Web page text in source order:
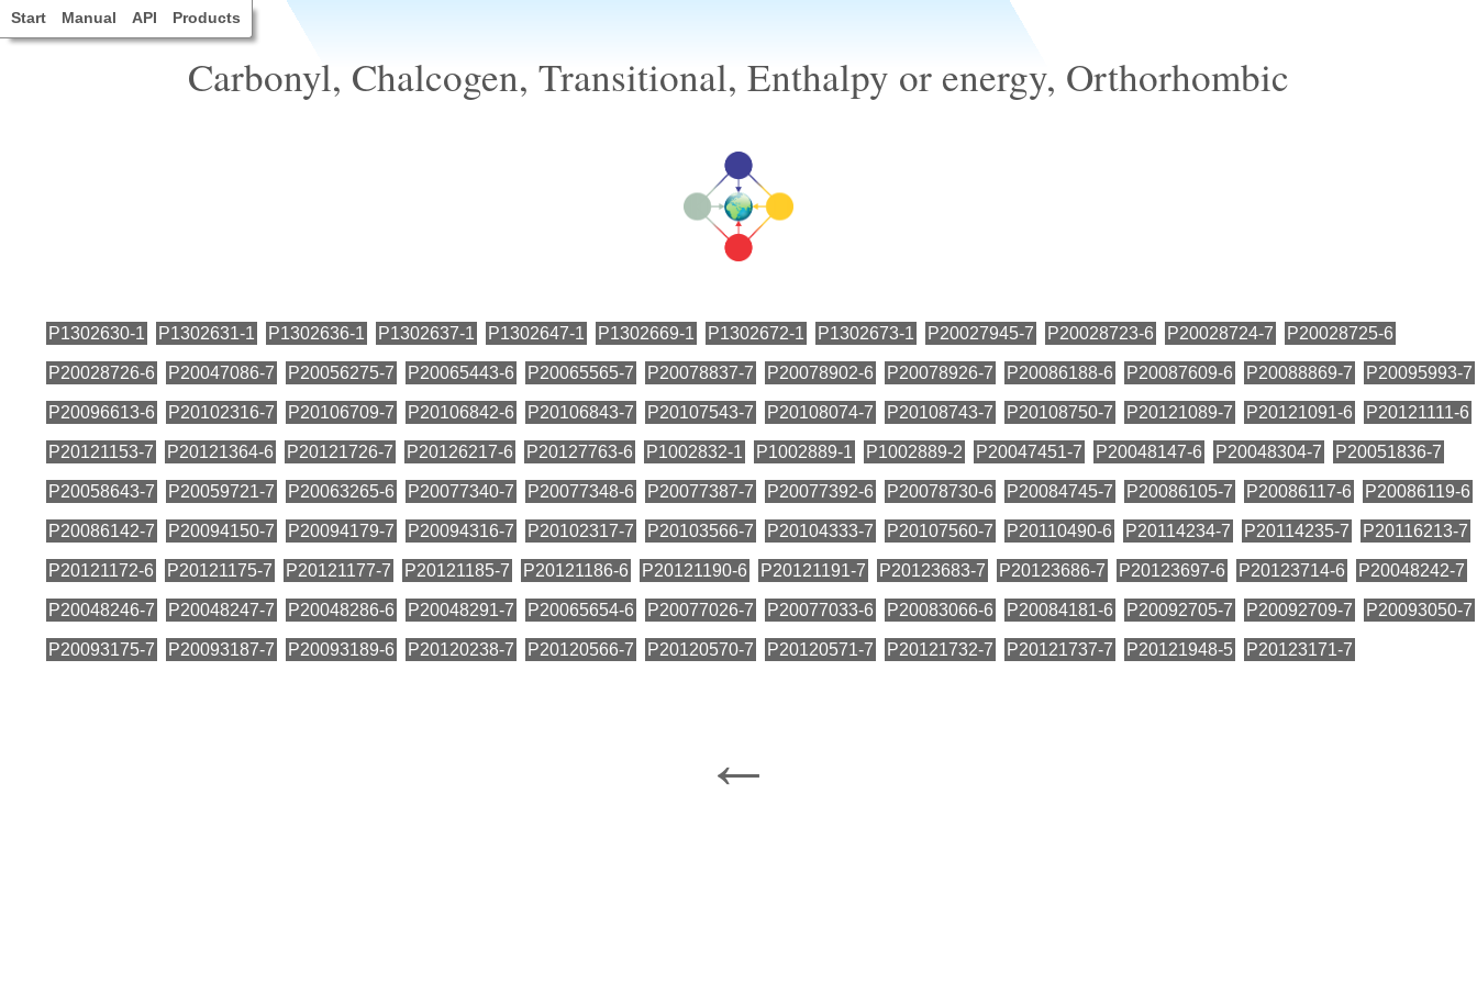
Start Manual API Products
Carbonyl, Chalcogen, Transitional, Enthalpy or energy, Orthorhombic
P1302630-1 P1302631-1 P1302636-1 P1302637-1 P1302647-1 P1302669-1 P1302672-1 P1302673-1 P20027945-7 P20028723-6 P20028724-7 P20028725-6
P20028726-6 P20047086-7 P20056275-7 P20065443-6 P20065565-7 P20078837-7 P20078902-6 P20078926-7 P20086188-6 P20087609-6 P20088869-7 P20095993-7
P20096613-6 P20102316-7 P20106709-7 P20106842-6 P20106843-7 P20107543-7 P20108074-7 P20108743-7 P20108750-7 P20121089-7 P20121091-6 P20121111-6
P20121153-7 P20121364-6 P20121726-7 P20126217-6 P20127763-6 P1002832-1 P1002889-1 P1002889-2 P20047451-7 P20048147-6 P20048304-7 P20051836-7
P20058643-7 P20059721-7 P20063265-6 P20077340-7 P20077348-6 P20077387-7 P20077392-6 P20078730-6 P20084745-7 P20086105-7 P20086117-6 P20086119-6
P20086142-7 P20094150-7 P20094179-7 P20094316-7 P20102317-7 P20103566-7 P20104333-7 P20107560-7 P20110490-6 P20114234-7 P20114235-7 P20116213-7
P20121172-6 P20121175-7 P20121177-7 P20121185-7 P20121186-6 P20121190-6 P20121191-7 P20123683-7 P20123686-7 P20123697-6 P20123714-6 P20048242-7
P20048246-7 P20048247-7 P20048286-6 P20048291-7 P20065654-6 P20077026-7 P20077033-6 P20083066-6 P20084181-6 P20092705-7 P20092709-7 P20093050-7
P20093175-7 P20093187-7 P20093189-6 P20120238-7 P20120566-7 P20120570-7 P20120571-7 P20121732-7 P20121737-7 P20121948-5 P20123171-7
←